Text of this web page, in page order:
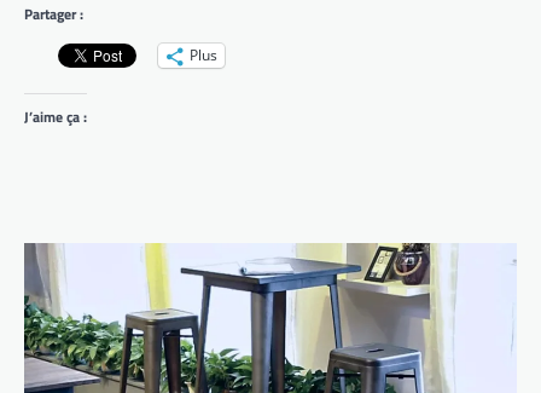
Partager :
Plus
J’aime ça :